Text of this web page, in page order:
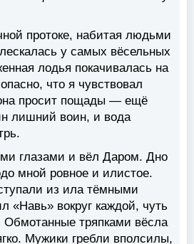
протоке, набитая людьми
у самых вёсельных
лодья покачивалась на
что я чувствовал
она просит пощады — ещё
лишний воин, и вода
глазами и вёл Даром. Дно
мной ровное и илистое.
из ила тёмными
«Навь» вокруг каждой, чуть
Обмотанные тряпками вёсла
Мужики гребли вполсилы,